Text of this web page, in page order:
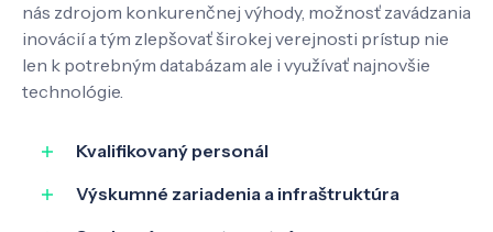
O nás
SK EN
nás zdrojom konkurenčnej výhody, možnosť zavádzania
inovácií a tým zlepšovať širokej verejnosti prístup nie
len k potrebným databázam ale i využívať najnovšie
technológie.
Kvalifikovaný personál
Výskumné zariadenia a infraštruktúra